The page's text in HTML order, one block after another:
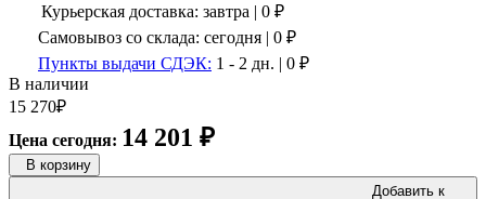
Курьерская доставка: завтра | 0 ₽
Самовывоз со склада: сегодня | 0 ₽
Пункты выдачи СДЭК: 1 - 2 дн. | 0 ₽
В наличии
15 270₽
Цена сегодня: 14 201 ₽
В корзину
Добавить к